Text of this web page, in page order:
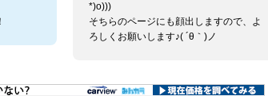
*)o)))
そちらのページにも顔出しますので、よ
ろしくお願いします♪( ´θ｀)ノ